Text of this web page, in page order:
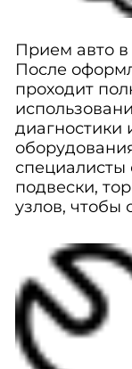
Прием авто в
После
проходит
диагностики
специалисты
подвески,
узлов, чтобы